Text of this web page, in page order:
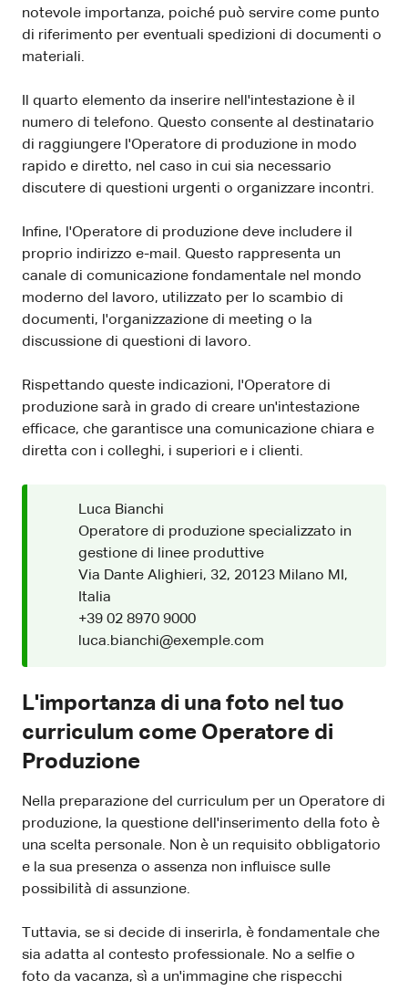
notevole importanza, poiché può servire come punto
di riferimento per eventuali spedizioni di documenti o
materiali.
Il quarto elemento da inserire nell'intestazione è il
numero di telefono. Questo consente al destinatario
di raggiungere l'Operatore di produzione in modo
rapido e diretto, nel caso in cui sia necessario
discutere di questioni urgenti o organizzare incontri.
Infine, l'Operatore di produzione deve includere il
proprio indirizzo e-mail. Questo rappresenta un
canale di comunicazione fondamentale nel mondo
moderno del lavoro, utilizzato per lo scambio di
documenti, l'organizzazione di meeting o la
discussione di questioni di lavoro.
Rispettando queste indicazioni, l'Operatore di
produzione sarà in grado di creare un'intestazione
efficace, che garantisce una comunicazione chiara e
diretta con i colleghi, i superiori e i clienti.
Luca Bianchi
Operatore di produzione specializzato in
gestione di linee produttive
Via Dante Alighieri, 32, 20123 Milano MI,
Italia
+39 02 8970 9000
luca.bianchi@exemple.com
L'importanza di una foto nel tuo
curriculum come Operatore di
Produzione
Nella preparazione del curriculum per un Operatore di
produzione, la questione dell'inserimento della foto è
una scelta personale. Non è un requisito obbligatorio
e la sua presenza o assenza non influisce sulle
possibilità di assunzione.
Tuttavia, se si decide di inserirla, è fondamentale che
sia adatta al contesto professionale. No a selfie o
foto da vacanza, sì a un'immagine che rispecchi